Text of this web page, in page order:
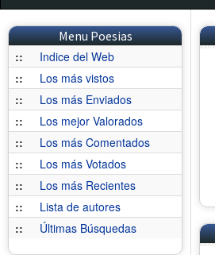
Menu Poesias
::
Indice del Web
::
Los más vistos
::
Los más Enviados
::
Los mejor Valorados
::
Los más Comentados
::
Los más Votados
::
Los más Recientes
::
Lista de autores
::
Últimas Búsquedas